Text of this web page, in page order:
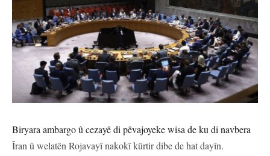
Biryara ambargo û cezayê di pêvajoyeke wisa de ku di navbera
Îran û welatên Rojavayî nakokî kûrtir dibe de hat dayîn.